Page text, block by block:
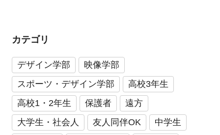
カテゴリ
デザイン学部
映像学部
スポーツ・デザイン学部
高校3年生
高校1・2年生
保護者
遠方
大学生・社会人
友人同伴OK
中学生